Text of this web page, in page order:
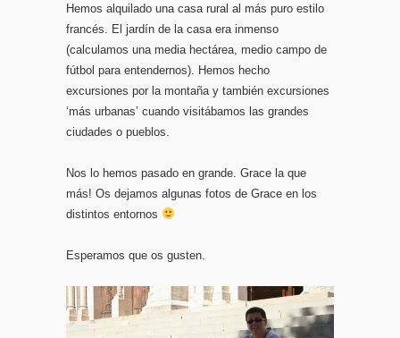
Hemos alquilado una casa rural al más puro estilo
francés. El jardín de la casa era inmenso
(calculamos una media hectárea, medio campo de
fútbol para entendernos). Hemos hecho
excursiones por la montaña y también excursiones
‘más urbanas’ cuando visitábamos las grandes
ciudades o pueblos.
Nos lo hemos pasado en grande. Grace la que
más! Os dejamos algunas fotos de Grace en los
distintos entornos
Esperamos que os gusten.